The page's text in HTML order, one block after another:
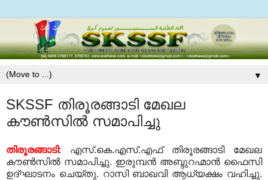
▼
SKSSF തിരൂരങ്ങാടി മേഖല
കൗണ്‍സില്‍ സമാപിച്ചു
തിരൂരങ്ങാടി: എസ്.കെ.എസ്.എഫ് തിരൂരങ്ങാടി മേഖല
കൗണ്‍സില്‍ സമാപിച്ചു. ഇരുമ്പന്‍ അബ്ദുറഹ്മാന്‍ ഫൈസി
ഉദ്ഘാടനം ചെയ്തു. റാസി ബാഖവി ആധ്യക്ഷം വഹിച്ചു.